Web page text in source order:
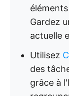
Gardez
actuelle
Utilisez
des
grâce à